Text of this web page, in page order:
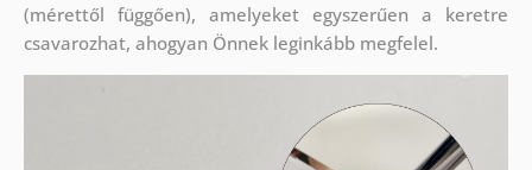
(mérettől függően), amelyeket egyszerűen a keretre
csavarozhat, ahogyan Önnek leginkább megfelel.